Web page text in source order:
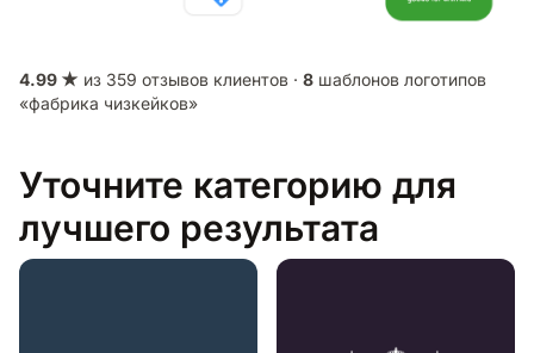
4.99 ★ из 359 отзывов клиентов · 8 шаблонов логотипов
«фабрика чизкейков»
Уточните категорию для
лучшего результата